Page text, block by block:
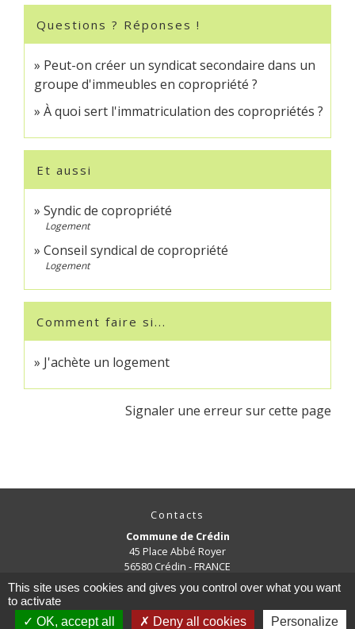
Questions ? Réponses !
Peut-on créer un syndicat secondaire dans un
groupe d'immeubles en copropriété ?
À quoi sert l'immatriculation des copropriétés ?
Et aussi
Syndic de copropriété
Logement
Conseil syndical de copropriété
Logement
Comment faire si...
J'achète un logement
Signaler une erreur sur cette page
Contacts
Commune de Crédin
45 Place Abbé Royer
56580 Crédin - FRANCE
+33 2 97 38 97 33
This site uses cookies and gives you control over what you want
to activate
OK, accept all
Deny all cookies Personalize